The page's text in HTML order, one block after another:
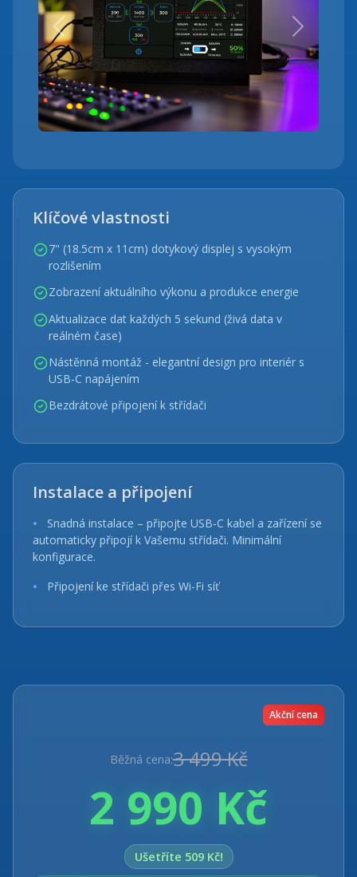
Previous Next
Klíčové vlastnosti
7" (18.5cm x 11cm) dotykový displej s vysokým
rozlišením
Zobrazení aktuálního výkonu a produkce energie
Aktualizace dat každých 5 sekund (živá data v
reálném čase)
Nástěnná montáž - elegantní design pro interiér s
USB-C napájením
Bezdrátové připojení k střídači
Instalace a připojení
Snadná instalace – připojte USB-C kabel a zařízení se
automaticky připojí k Vašemu střídači. Minimální
konfigurace.
Připojení ke střídači přes Wi-Fi síť
Akční cena
Běžná cena:3 499 Kč
2 990 Kč
Ušetříte 509 Kč!